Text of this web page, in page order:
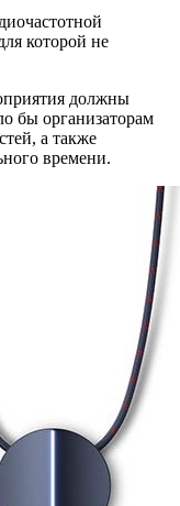
которой не
должны
бы организаторам
а также
времени.